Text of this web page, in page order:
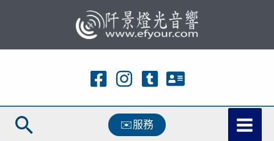
主
容
搜
✉️服務